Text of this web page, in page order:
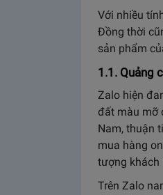
Với nhiều
Đồng thời
sản phẩm
1.1. Quảng
Zalo hiện
đất màu mỡ
Nam, thuận
mua hàng
tượng khách
Trên Zalo